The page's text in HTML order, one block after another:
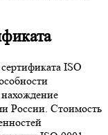
ISO
России. Стоимость